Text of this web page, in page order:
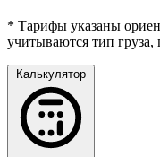
* Тарифы указаны
учитываются тип груза,
Калькулятор